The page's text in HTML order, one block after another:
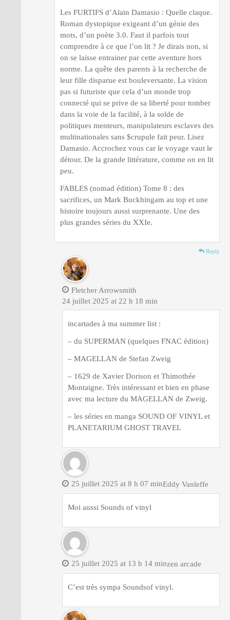
Les FURTIFS d’Alain Damasio : Quelle claque.
Roman dystopique exigeant d’un génie des
mots, d’un poète 3.0. Faut il parfois tout
comprendre à ce que l’on lit ? Je dirais non, si
on se laisse entrainer par cette aventure hors
norme. La quête des parents à la recherche de
leur fille disparue est bouleversante. La vision
pas si futuriste que cela d’un monde trop
connecté qui se prive de sa liberté pour tomber
dans la voie de la facilité, à la solde de
politiques menteurs, manipulateurs esclaves des
multinationales sans $crupule fait peur. Lisez
Damasio. Accrochez vous car le voyage vaut le
détour. De la grande littérature, comme on en lit
peu.
FABLES (nomad édition) Tome 8 : des
sacrifices, un Mark Buckhingam au top et une
histoire toujours aussi surprenante. Une des
plus grandes séries du XXIe.
Reply
Fletcher Arrowsmith
24 juillet 2025 at 22 h 18 min
incartades à ma summer list :
– du SUPERMAN (quelques FNAC édition)
– MAGELLAN de Stefan Zweig
– 1629 de Xavier Dorison et Thimothée
Montaigne. Très intéressant et bien en phase
avec ma lecture du MAGELLAN de Zweig.
– les séries en manga SOUND OF VINYL et
PLANETARIUM GHOST TRAVEL
Eddy Vanleffe
25 juillet 2025 at 8 h 07 min
Moi aussi Sounds of vinyl
zen arcade
25 juillet 2025 at 13 h 14 min
C’est très sympa Soundsof vinyl.